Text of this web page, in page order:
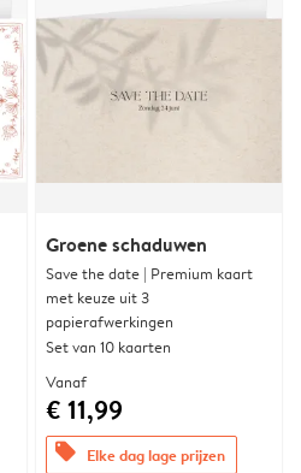
Groene schaduwen
Save the date | Premium kaart
met keuze uit 3
papierafwerkingen
Set van 10 kaarten
Vanaf
€ 11,99
offers Elke dag lage prijzen